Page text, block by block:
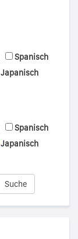
Spanisch
Japanisch
Spanisch
Japanisch
Suche